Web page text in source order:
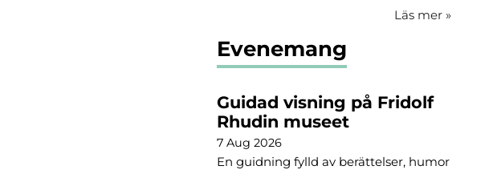
Läs mer »
Evenemang
Guidad visning på Fridolf
Rhudin museet
7 Aug 2026
En guidning fylld av berättelser, humor